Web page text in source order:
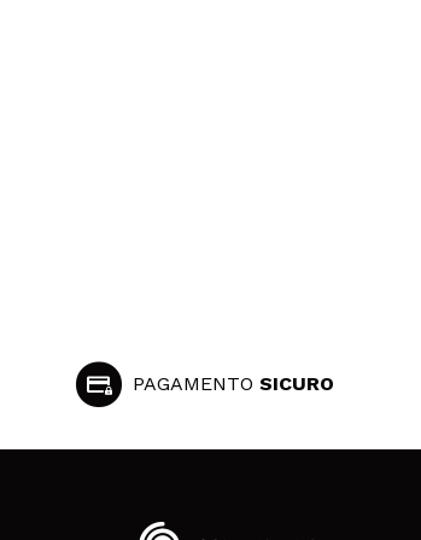
PAGAMENTO SICURO